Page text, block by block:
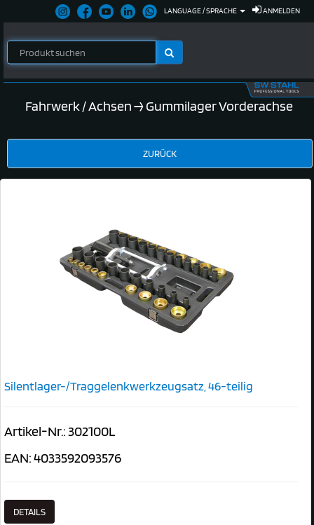
ANMELDEN
LANGUAGE / SPRACHE
Fahrwerk / Achsen→ Gummilager Vorderachse
Silentlager-/Traggelenkwerkzeugsatz, 46-teilig
Artikel-Nr.: 302100L
EAN: 4033592093576
DETAILS